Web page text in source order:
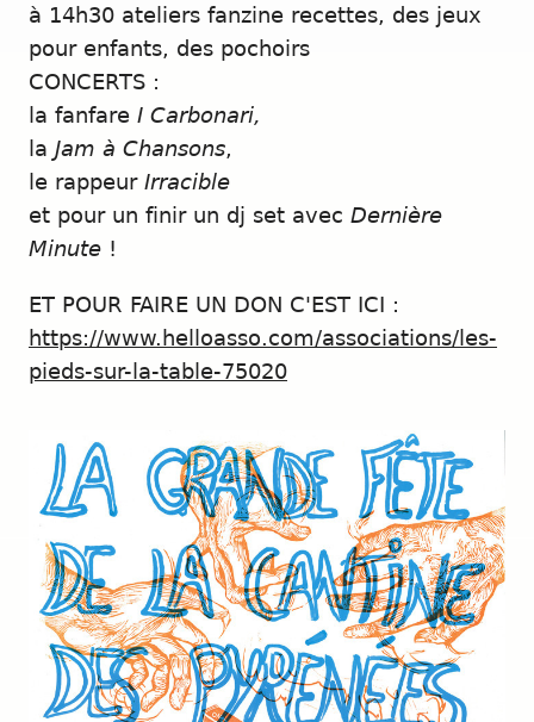
à 14h30 ateliers fanzine recettes, des jeux
pour enfants, des pochoirs
CONCERTS :
la fanfare I Carbonari,
la Jam à Chansons,
le rappeur Irracible
et pour un finir un dj set avec Dernière
Minute !
ET POUR FAIRE UN DON C'EST ICI :
https://www.helloasso.com/associations/les-
pieds-sur-la-table-75020